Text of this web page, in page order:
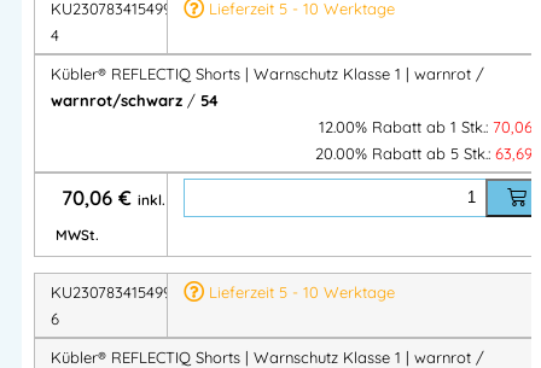
lange Lebensdauer
Ergonomischer Schnitt– optimale Bewegungsfreiheit &
bequemer Sitz
Viel Stauraum
– funktionale Taschen für Werkzeuge &
Ideal für warme Tage– leichtes, atmungsaktives
Gewebe
Riegelgesicherte Belastungspunkte
Pflegeleicht & schmutzabweisend– perfekt für den
KU2307834154995
4
Lieferzeit 5 - 10 Werktage
Kübler® REFLECTIQ Shorts | Warnschutz Klasse 1 | warnrot /
warnrot/schwarz/ 54
12.00% Rabatt ab 1 Stk.: 70,06
20.00% Rabatt ab 5 Stk.: 63,69
70,06 € inkl.
MWSt.
KU2307834154995
6
Lieferzeit 5 - 10 Werktage
Kübler® REFLECTIQ Shorts | Warnschutz Klasse 1 | warnrot /